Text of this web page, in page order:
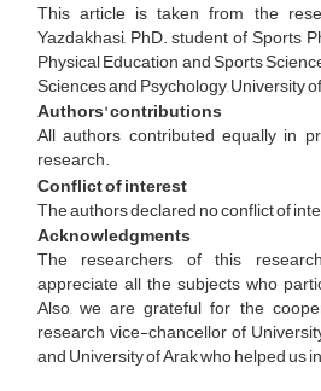
This article is taken from the
Yazdakhasi, PhD. student of Sports
Physical Education and Sports
Sciences and Psychology, University
Authors' contributions
All authors contributed equally in
research.
Conflict of interest
The authors declared no conflict of
Acknowledgments
The researchers of this
appreciate all the subjects who
Also, we are grateful for the
research vice-chancellor of
and University of Arak who helped us